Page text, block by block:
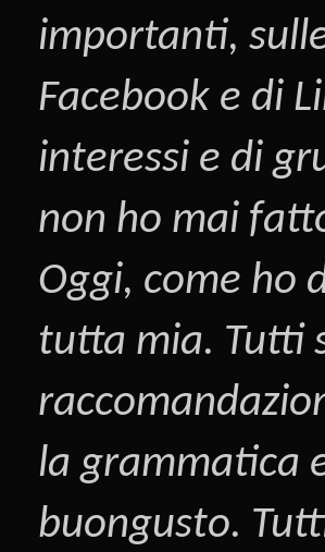
importanti,
Facebook e di
interessi e di
non ho mai
Oggi, come ho
tutta mia. Tutti
la grammatica
buongusto.